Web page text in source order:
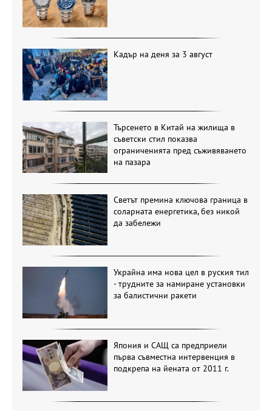
Кадър на деня за 3 август
Търсенето в Китай на жилища в
съветски стил показва
ограниченията пред съживяването
на пазара
Светът премина ключова граница в
соларната енергетика, без никой
да забележи
Украйна има нова цел в руския тил
- трудните за намиране установки
за балистични ракети
Япония и САЩ са предприели
първа съвместна интервенция в
подкрепа на йената от 2011 г.